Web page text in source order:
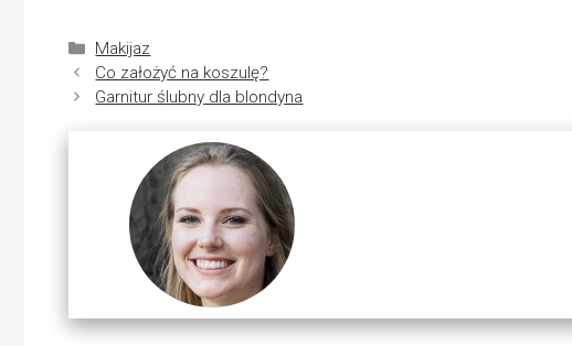
Kategorie
Makijaz
Co założyć na koszulę?
Garnitur ślubny dla blondyna